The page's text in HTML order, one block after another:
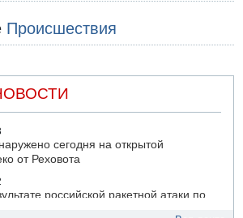
Происшествия
сегодня на открытой
от Реховота
российской ракетной атаки по